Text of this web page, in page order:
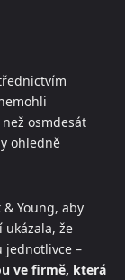
osmdesát
ohledně
Young, aby
že
jednotlivce –
ve firmě, která